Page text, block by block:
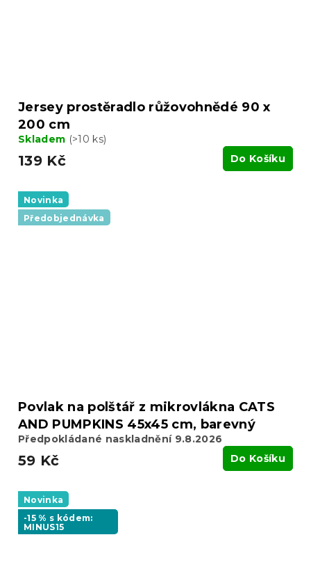
Jersey prostěradlo růžovohnědé 90 x
200 cm
Skladem (>10 ks)
139 Kč Do Košíku
Novinka
Předobjednávka
Povlak na polštář z mikrovlákna CATS
AND PUMPKINS 45x45 cm, barevný
Předpokládané naskladnění 9.8.2026
59 Kč Do Košíku
Novinka
-15 % s kódem:
MINUS15